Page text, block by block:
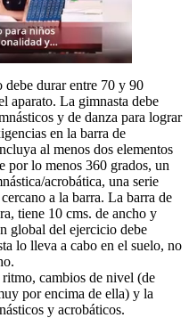
debe durar entre 70 y 90
aparato. La gimnasta debe
y de danza para lograr
en la barra de
al menos dos elementos
por lo menos 360 grados, un
acrobática, una serie
a la barra. La barra de
tiene 10 cms. de ancho y
global del ejercicio debe
lo lleva a cabo en el suelo, no
cambios de nivel (de
por encima de ella) y la
y acrobáticos.